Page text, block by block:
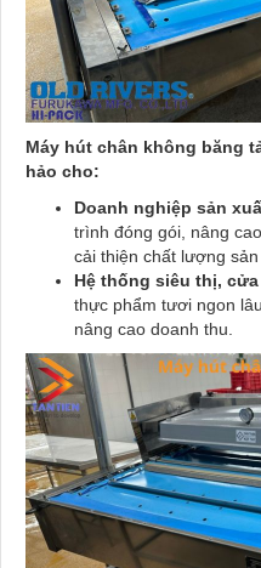
Máy hút chân không băng
hảo cho:
Doanh nghiệp sản
trình đóng gói, nâng
cải thiện chất lượng
Hệ thống siêu thị,
thực phẩm tươi ngon
nâng cao doanh thu.